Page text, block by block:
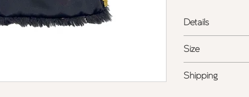
Details
- フロントには
- 日本製
ポリエステル
Size
Shipping